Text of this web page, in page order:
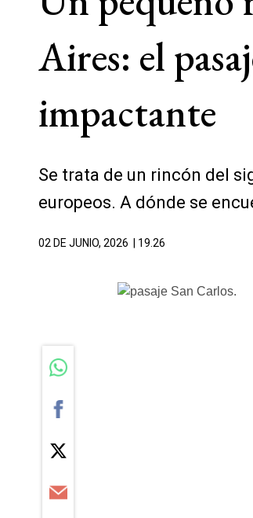
Aires: el
impactante
Se trata de un rincón del
europeos. A dónde se
02 DE JUNIO, 2026 | 19.26